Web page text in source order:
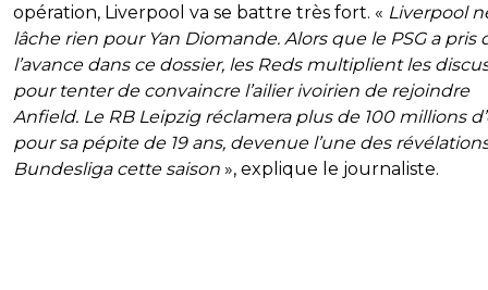
opération, Liverpool va se battre très fort. « Liverpool
lâche rien pour Yan Diomande. Alors que le PSG a pris
l’avance dans ce dossier, les Reds multiplient les
pour tenter de convaincre l’ailier ivoirien de rejoindre
Anfield. Le RB Leipzig réclamera plus de 100 millions
pour sa pépite de 19 ans, devenue l’une des
Bundesliga cette saison », explique le journaliste.